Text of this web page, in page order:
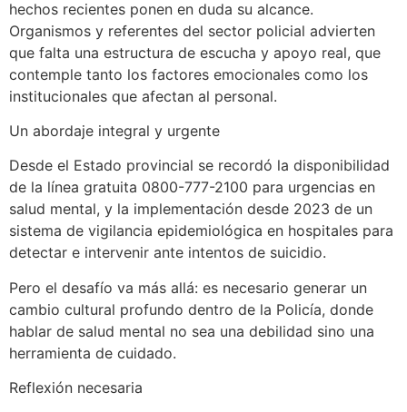
hechos recientes ponen en duda su alcance.
Organismos y referentes del sector policial advierten
que falta una estructura de escucha y apoyo real, que
contemple tanto los factores emocionales como los
institucionales que afectan al personal.
Un abordaje integral y urgente
Desde el Estado provincial se recordó la disponibilidad
de la línea gratuita 0800-777-2100 para urgencias en
salud mental, y la implementación desde 2023 de un
sistema de vigilancia epidemiológica en hospitales para
detectar e intervenir ante intentos de suicidio.
Pero el desafío va más allá: es necesario generar un
cambio cultural profundo dentro de la Policía, donde
hablar de salud mental no sea una debilidad sino una
herramienta de cuidado.
Reflexión necesaria